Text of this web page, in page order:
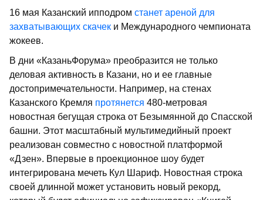
16 мая Казанский ипподром станет ареной для
захватывающих скачек и Международного чемпионата
жокеев.
В дни «КазаньФорума» преобразится не только
деловая активность в Казани, но и ее главные
достопримечательности. Например, на стенах
Казанского Кремля протянется 480-метровая
новостная бегущая строка от Безымянной до Спасской
башни. Этот масштабный мультимедийный проект
реализован совместно с новостной платформой
«Дзен». Впервые в проекционное шоу будет
интегрирована мечеть Кул Шариф. Новостная строка
своей длинной может установить новый рекорд,